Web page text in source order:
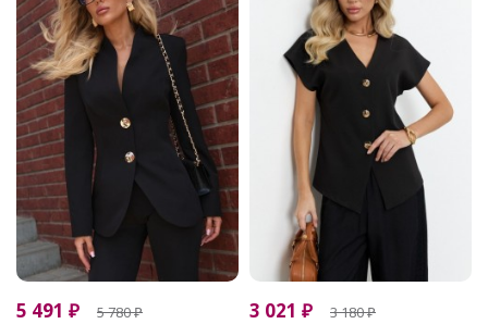
5 491 ₽ 5 780₽ 3 021 ₽ 3 180₽